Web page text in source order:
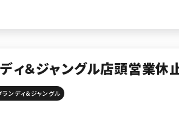
ディ＆ジャングル店頭営業
ランディ＆ジャングル